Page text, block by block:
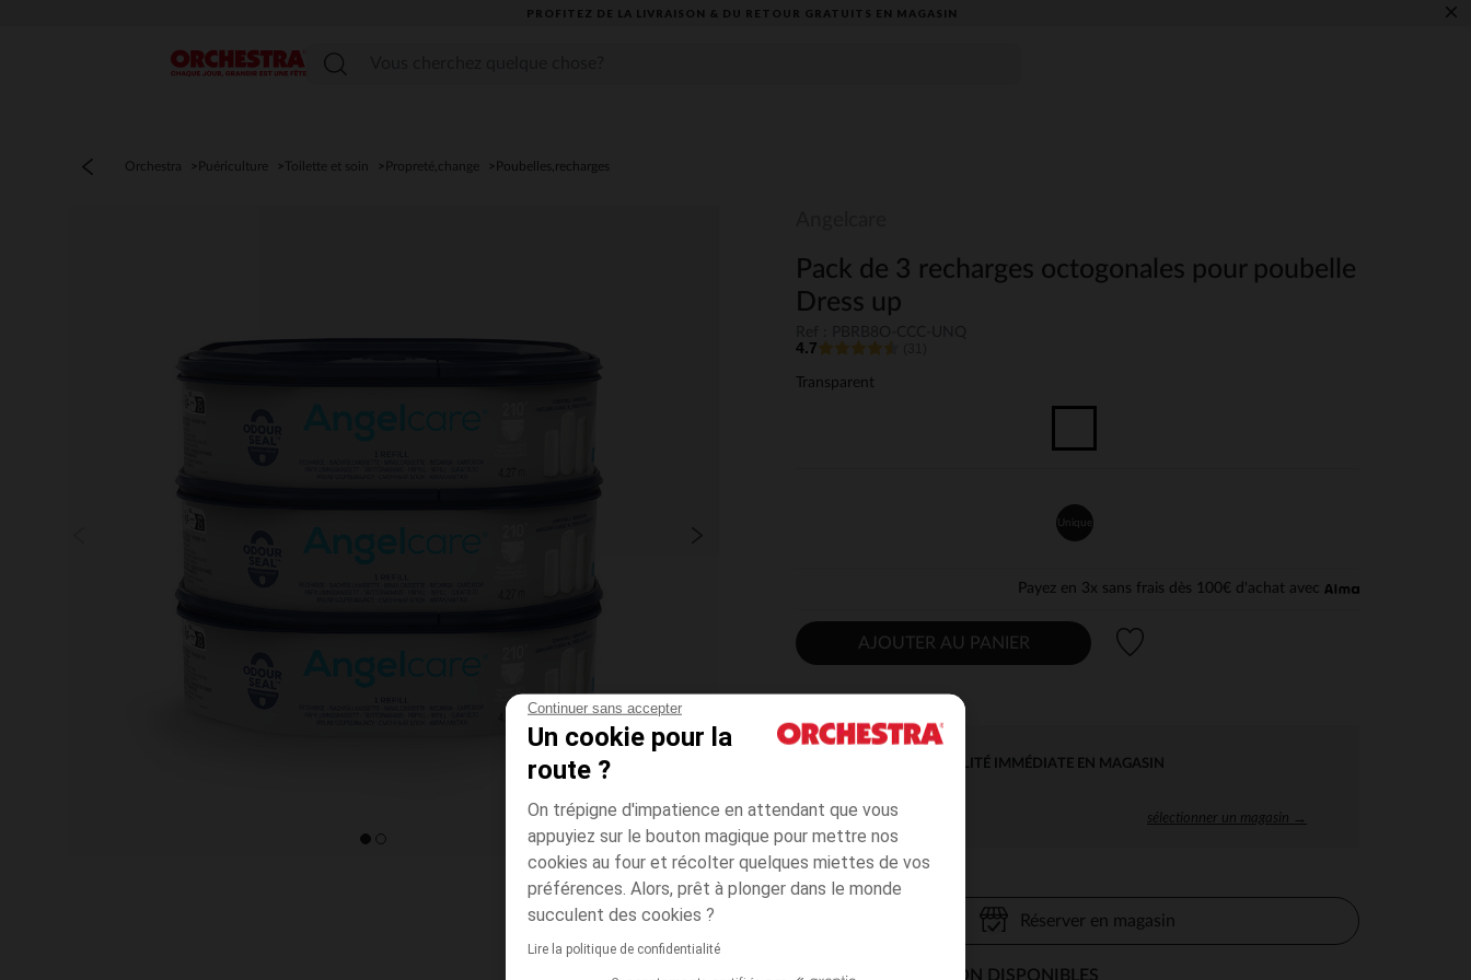
Continuer sans accepter
Un cookie pour la
route ?
On trépigne d'impatience en attendant que vous
appuyiez sur le bouton magique pour mettre nos
cookies au four et récolter quelques miettes de vos
préférences. Alors, prêt à plonger dans le monde
succulent des cookies ?
Lire la politique de confidentialité
PROFITEZ DE LA LIVRAISON & DU RETOUR GRATUITS EN MAGASIN​ ×
Menu
Orchestra Puériculture Toilette et soin Propreté,change Poubelles,recharges
Pack de 3 recharges octogonales pour poubelle
Dress up
4.7
Transparent
Unique
Payez en 3x sans frais dès 100€ d'achat avec
AJOUTER AU PANIER
DISPONIBILITÉ IMMÉDIATE EN MAGASIN
sélectionner un magasin →
Réserver en magasin
MODES DE LIVRAISON DISPONIBLES